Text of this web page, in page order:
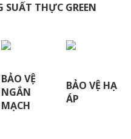
THỰC GREEN
BẢO VỆ
NGẮN
MẠCH
BẢO VỆ HẠ
ÁP